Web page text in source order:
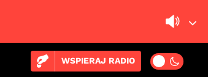
WSPIERAJ RADIO